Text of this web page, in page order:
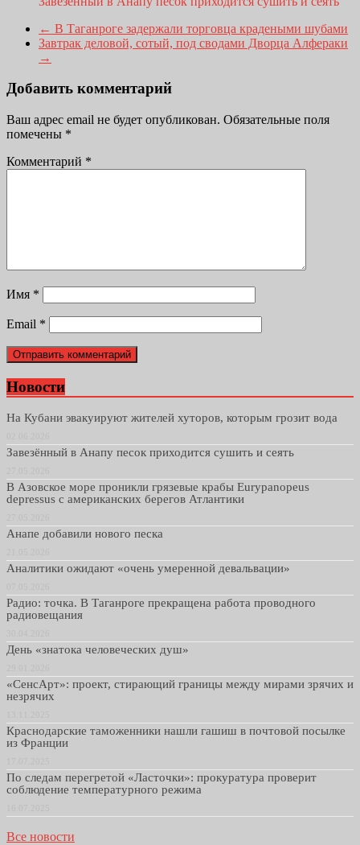
← В Таганроге задержали торговца крадеными шубами
Завтрак деловой, сотый, под сводами Дворца Алфераки
→
Добавить комментарий
Ваш адрес email не будет опубликован. Обязательные поля
помечены *
Комментарий *
Имя *
Email *
Новости
На Кубани эвакуируют жителей хуторов, которым грозит вода
Завезённый в Анапу песок приходится сушить и сеять
В Азовское море проникли грязевые крабы Eurypanopeus
depressus с американских берегов Атлантики
Анапе добавили нового песка
Аналитики ожидают «очень умеренной девальвации»
Радио: точка. В Таганроге прекращена работа проводного
радиовещания
День «знатока человеческих душ»
«СенсАрт»: проект, стирающий границы между мирами зрячих и
незрячих
Краснодарские таможенники нашли гашиш в почтовой посылке
из Франции
По следам перегретой «Ласточки»: прокуратура проверит
соблюдение температурного режима
Все новости